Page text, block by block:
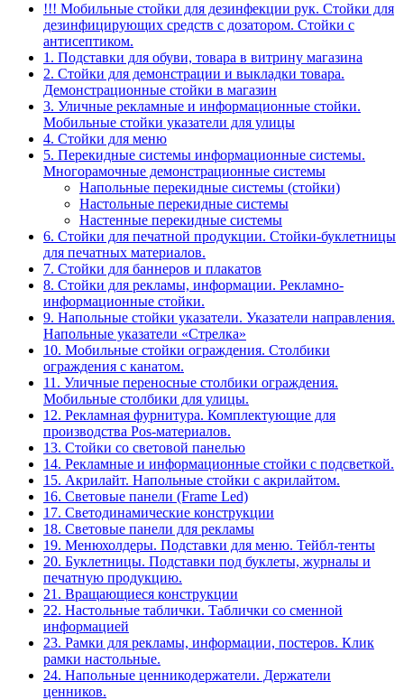
!!! Мобильные стойки для дезинфекции рук. Стойки для
дезинфицирующих средств с дозатором. Стойки с
антисептиком.
1. Подставки для обуви, товара в витрину магазина
2. Стойки для демонстрации и выкладки товара.
Демонстрационные стойки в магазин
3. Уличные рекламные и информационные стойки.
Мобильные стойки указатели для улицы
4. Стойки для меню
5. Перекидные системы информационные системы.
Многорамочные демонстрационные системы
Напольные перекидные системы (стойки)
Настольные перекидные системы
Настенные перекидные системы
6. Стойки для печатной продукции. Стойки-буклетницы
для печатных материалов.
7. Стойки для баннеров и плакатов
8. Стойки для рекламы, информации. Рекламно-
информационные стойки.
9. Напольные стойки указатели. Указатели направления.
Напольные указатели «Стрелка»
10. Мобильные стойки ограждения. Столбики
ограждения с канатом.
11. Уличные переносные столбики ограждения.
Мобильные столбики для улицы.
12. Рекламная фурнитура. Комплектующие для
производства Pos-материалов.
13. Стойки со световой панелью
14. Рекламные и информационные стойки с подсветкой.
15. Акрилайт. Напольные стойки с акрилайтом.
16. Световые панели (Frame Led)
17. Светодинамические конструкции
18. Световые панели для рекламы
19. Менюхолдеры. Подставки для меню. Тейбл-тенты
20. Буклетницы. Подставки под буклеты, журналы и
печатную продукцию.
21. Вращающиеся конструкции
22. Настольные таблички. Таблички со сменной
информацией
23. Рамки для рекламы, информации, постеров. Клик
рамки настольные.
24. Напольные ценникодержатели. Держатели
ценников.